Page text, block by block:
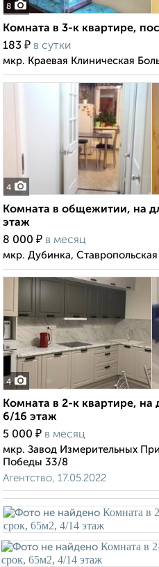
8
Комната в 3-к квартире,
183 ₽ в сутки
мкр. Краевая Клиническая
4
Комната в общежитии, на
этаж
8 000 ₽ в месяц
мкр. Дубинка,
4
Комната в 2-к квартире, на
6/16 этаж
5 000 ₽ в месяц
мкр. Завод Измерительных
Победы 33/8
Агентство, 17.05.2022